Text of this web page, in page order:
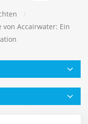
/
Accairwater: Ein